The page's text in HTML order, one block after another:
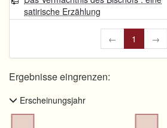
satirische Erzählung
← 1 →
Ergebnisse eingrenzen:
Erscheinungsjahr